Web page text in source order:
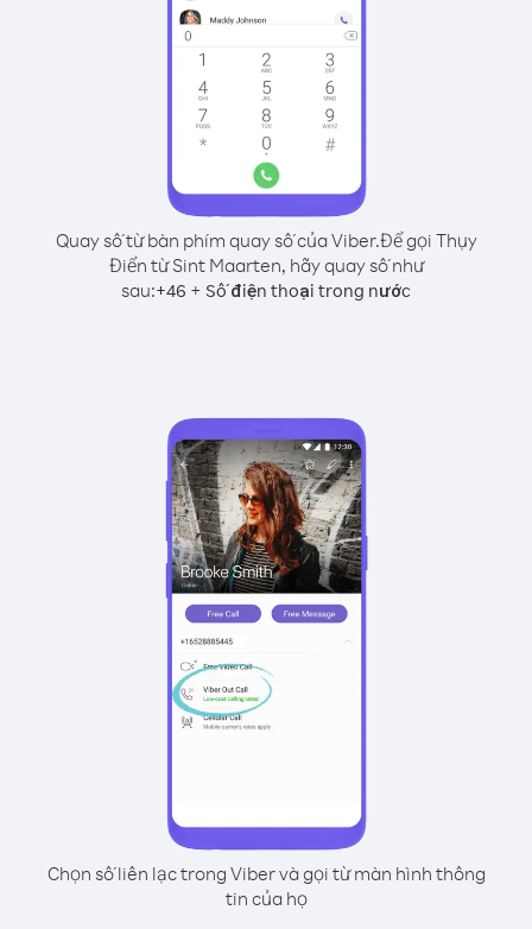
Quay số từ bàn phím quay số của Viber.Để gọi Thụy
Điển từ Sint Maarten, hãy quay số như
sau:+46 + Số điện thoại trong nước
Chọn số liên lạc trong Viber và gọi từ màn hình thông
tin của họ